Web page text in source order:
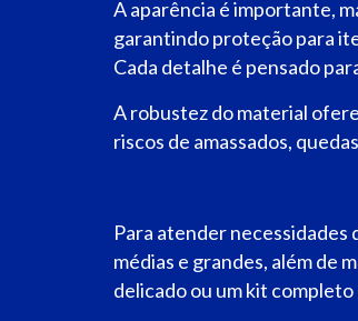
A aparência é importante,
garantindo proteção para
Cada detalhe é pensado
A robustez do material
riscos de amassados,
Para atender necessidades
médias e grandes, além de
delicado ou um kit completo